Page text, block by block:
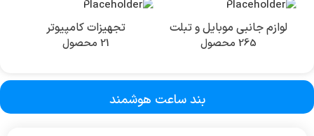
لوازم جانبی موبایل و تبلت
265 محصول
تجهیزات کامپیوتر
21 محصول
بند ساعت هوشمند